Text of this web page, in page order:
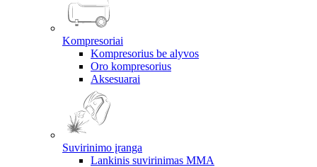
Kompresoriai
Kompresorius be alyvos
Oro kompresorius
Aksesuarai
Suvirinimo įranga
Lankinis suvirinimas MMA